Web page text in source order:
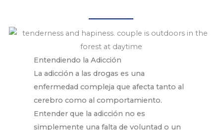
Entendiendo la Adicción
La adicción a las drogas es una
enfermedad compleja que afecta tanto al
cerebro como al comportamiento.
Entender que la adicción no es
simplemente una falta de voluntad o un